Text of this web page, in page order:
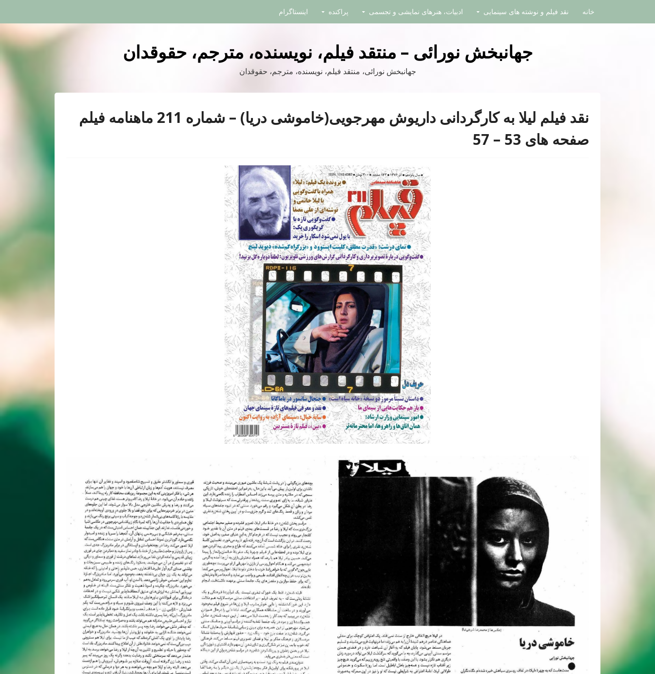
خانه نقد فیلم و نوشته های سینمایی ادبیات، هنرهای نمایشی و تجسمی پراکنده اینستاگرام
جهانبخش نورائی – منتقد فیلم، نویسنده، مترجم، حقوقدان
جهانبخش نورائی، منتقد فیلم، نویسنده، مترجم، حقوقدان
نقد فیلم لیلا به کارگردانی داریوش مهرجویی(خاموشی دریا) – شماره 211 ماهنامه فيلم
صفحه های 53 – 57